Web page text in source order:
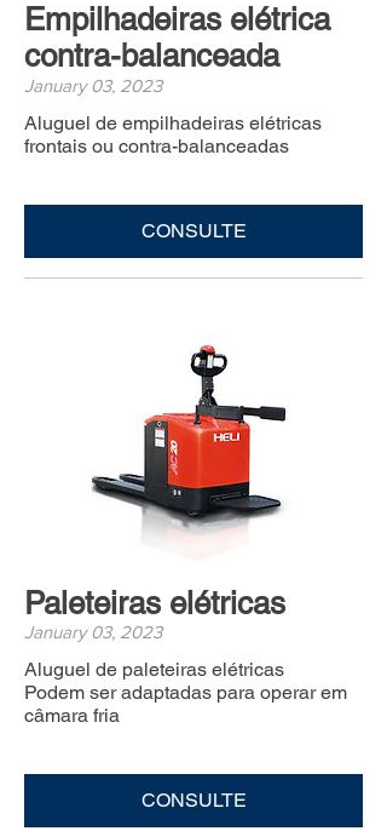
Empilhadeiras elétrica
contra-balanceada
January 03, 2023
Aluguel de empilhadeiras elétricas
frontais ou contra-balanceadas
CONSULTE
Paleteiras elétricas
January 03, 2023
Aluguel de paleteiras elétricas
Podem ser adaptadas para operar em
câmara fria
CONSULTE